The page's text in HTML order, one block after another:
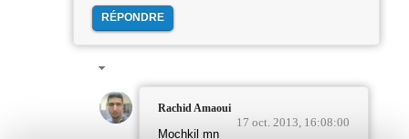
RÉPONDRE
Rachid Amaoui
17 oct. 2013, 16:08:00
Mochkil mn